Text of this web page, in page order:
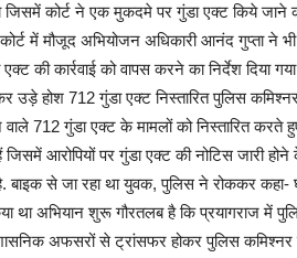
जिसमें कोर्ट ने एक मुकदमे पर गुंडा एक्ट किये जाने
में मौजूद अभियोजन अधिकारी आनंद गुप्ता ने
की कार्रवाई को वापस करने का निर्देश दिया
होश 712 गुंडा एक्ट निस्तारित पुलिस कमिश्नर
712 गुंडा एक्ट के मामलों को निस्तारित करते
आरोपियों पर गुंडा एक्ट की नोटिस जारी होने
से जा रहा था युवक, पुलिस ने रोककर कहा-
था अभियान शुरू गौरतलब है कि प्रयागराज में
अफसरों से ट्रांसफर होकर पुलिस कमिश्नर
MEA Briefing: शेख हसीना की
तिलमिलाया...
admin Aug 7, 2026 0 1